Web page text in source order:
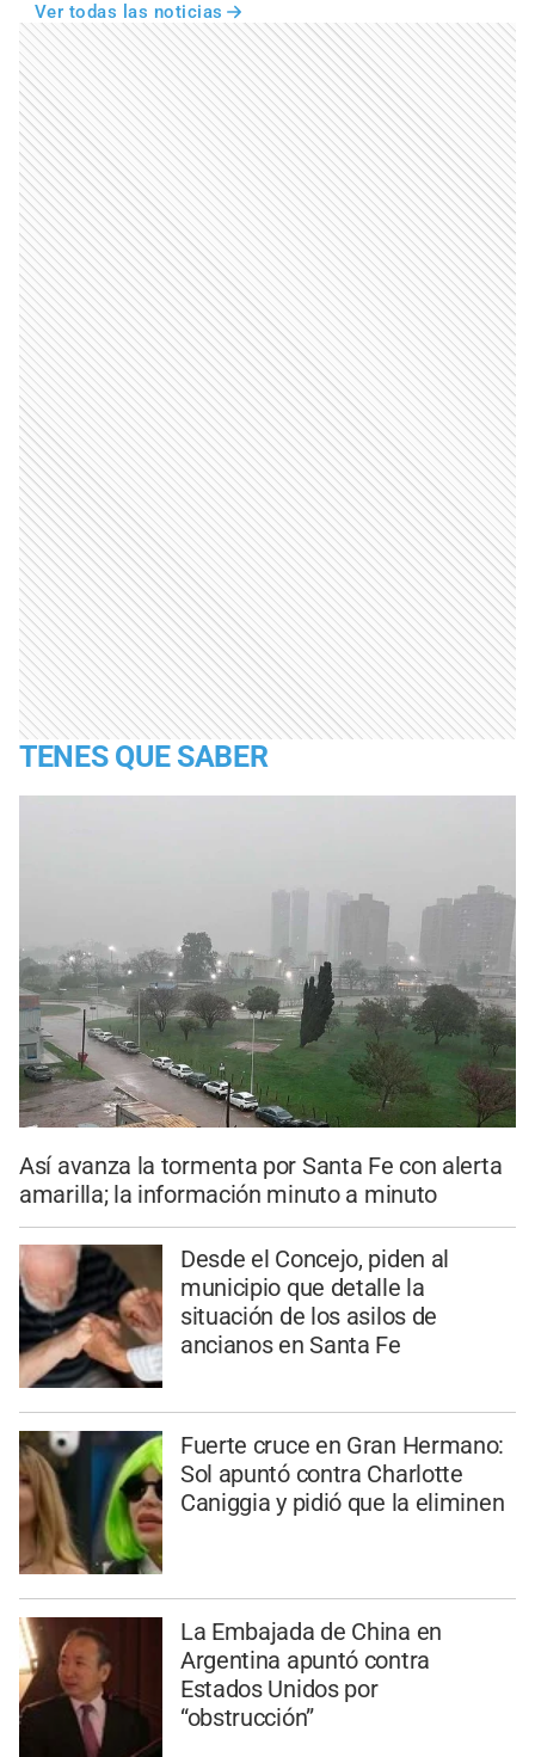
Ver todas las noticias
TENES QUE SABER
Así avanza la tormenta por Santa Fe con alerta
amarilla; la información minuto a minuto
Desde el Concejo, piden al
municipio que detalle la
situación de los asilos de
ancianos en Santa Fe
Fuerte cruce en Gran Hermano:
Sol apuntó contra Charlotte
Caniggia y pidió que la eliminen
La Embajada de China en
Argentina apuntó contra
Estados Unidos por
“obstrucción”